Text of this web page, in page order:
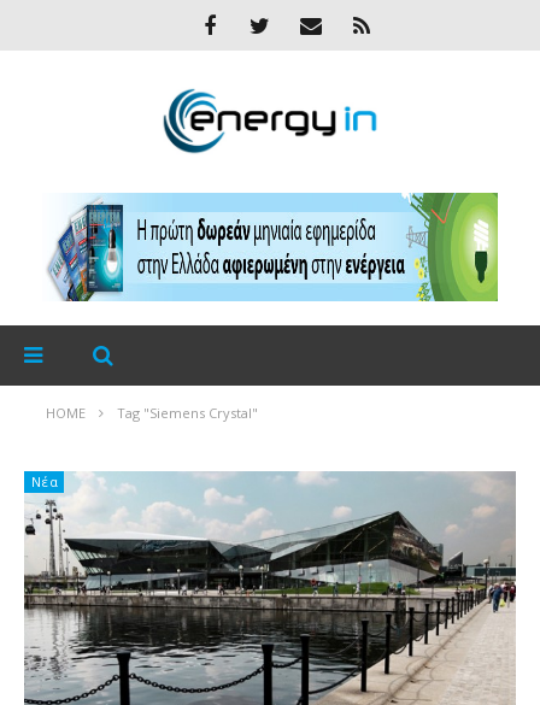
HOME Tag "Siemens Crystal"
Νέα